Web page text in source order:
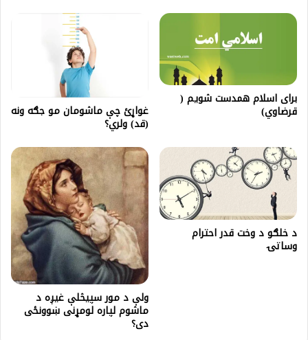
براى اسلام همدست شويم (
قرضاوي) غواړئ چې ماشومان مو جګه ونه
(قد) ولري؟
د خلګو د وخت قدر احترام
وساتۍ
ولې د مور سپیڅلې غیږه د
ماشوم لپاره لومړنی ښوونځی
دی؟